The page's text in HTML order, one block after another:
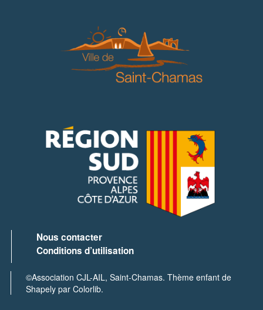
Nous contacter
Conditions d’utilisation
©Association CJL-AIL, Saint-Chamas. Thème enfant de
Shapely par Colorlib.